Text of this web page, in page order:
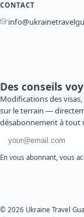
CONTACT
Des conseils
Modifications des
sur le terrain —
désabonnement à tout
Adresse e-mail
En vous abonnant, vous
© 2026 Ukraine Travel